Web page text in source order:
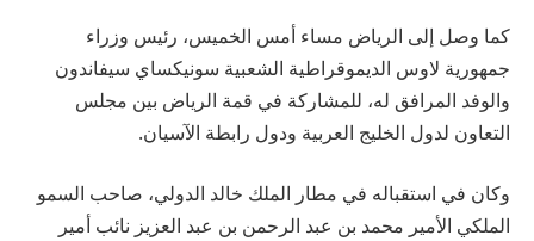
كما وصل إلى الرياض مساء أمس الخميس، رئيس وزراء
جمهورية لاوس الديموقراطية الشعبية سونيكساي سيفاندون
والوفد المرافق له، للمشاركة في قمة الرياض بين مجلس
التعاون لدول الخليج العربية ودول رابطة الآسيان.
وكان في استقباله في مطار الملك خالد الدولي، صاحب السمو
الملكي الأمير محمد بن عبد الرحمن بن عبد العزيز نائب أمير